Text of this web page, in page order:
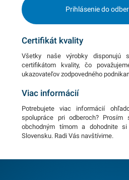
Prihlásenie do
Certifikát kvality
Všetky naše výrobky disponujú
certifikátom kvality, čo
ukazovateľov zodpovedného
Viac informácií
Potrebujete viac informácií
spolupráce pri odberoch?
obchodným tímom a dohodnite
Slovensku. Radi Vás navštívime.